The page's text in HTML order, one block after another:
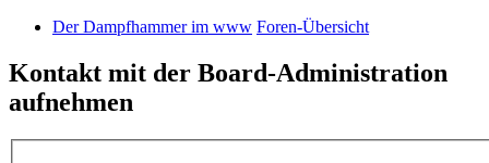
Der Dampfhammer im www Foren-Übersicht
Kontakt mit der Board-Administration
aufnehmen